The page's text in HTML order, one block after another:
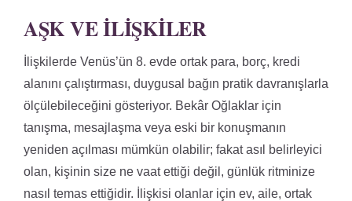
AŞK VE İLIŞKILER
İlişkilerde Venüs’ün 8. evde ortak para, borç, kredi
alanını çalıştırması, duygusal bağın pratik davranışlarla
ölçülebileceğini gösteriyor. Bekâr Oğlaklar için
tanışma, mesajlaşma veya eski bir konuşmanın
yeniden açılması mümkün olabilir; fakat asıl belirleyici
olan, kişinin size ne vaat ettiği değil, günlük ritminize
nasıl temas ettiğidir. İlişkisi olanlar için ev, aile, ortak